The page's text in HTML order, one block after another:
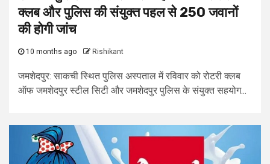
क्लब और पुलिस की संयुक्त पहल से 250 जवानों
की होगी जांच
10 months ago Rishikant
जमशेदपुर: साकची स्थित पुलिस अस्पताल में रविवार को रोटरी क्लब
ऑफ जमशेदपुर स्टील सिटी और जमशेदपुर पुलिस के संयुक्त सहयोग...